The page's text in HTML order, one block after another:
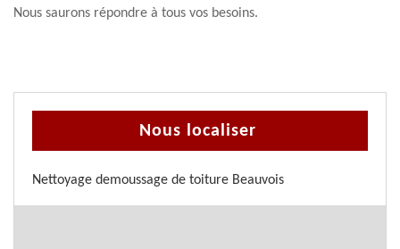
Nous saurons répondre à tous vos besoins.
Nous localiser
Nettoyage demoussage de toiture Beauvois